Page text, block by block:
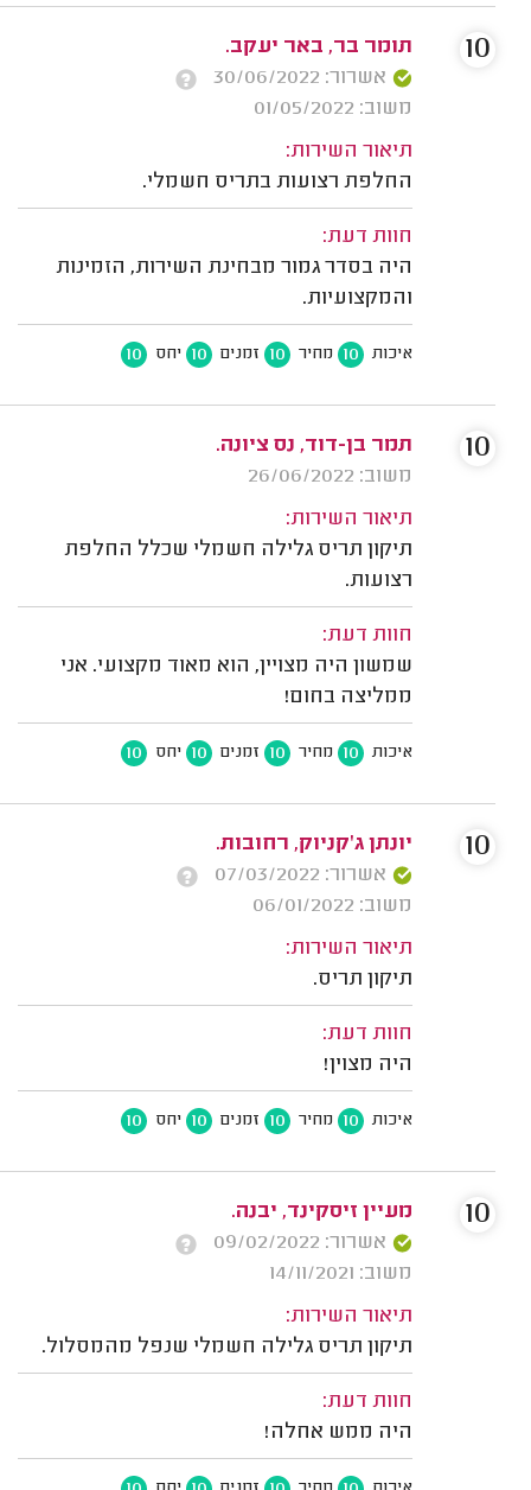
תומר בר, באר יעקב.
אשרור: 30/06/2022
משוב: 01/05/2022
תיאור השירות:
החלפת רצועות בתריס חשמלי.
חוות דעת:
היה בסדר גמור מבחינת השירות, הזמינות
והמקצועיות.
איכות 10 מחיר 10 זמנים 10 יחס 10
10
תמר בן-דוד, נס ציונה.
משוב: 26/06/2022
תיאור השירות:
תיקון תריס גלילה חשמלי שכלל החלפת
רצועות.
חוות דעת:
שמשון היה מצויין, הוא מאוד מקצועי. אני
ממליצה בחום!
איכות 10 מחיר 10 זמנים 10 יחס 10
10
יונתן ג'קניוק, רחובות.
אשרור: 07/03/2022
משוב: 06/01/2022
תיאור השירות:
תיקון תריס.
חוות דעת:
היה מצוין!
איכות 10 מחיר 10 זמנים 10 יחס 10
10
מעיין זיסקינד, יבנה.
אשרור: 09/02/2022
משוב: 14/11/2021
תיאור השירות:
תיקון תריס גלילה חשמלי שנפל מהמסלול.
חוות דעת:
היה ממש אחלה!
10